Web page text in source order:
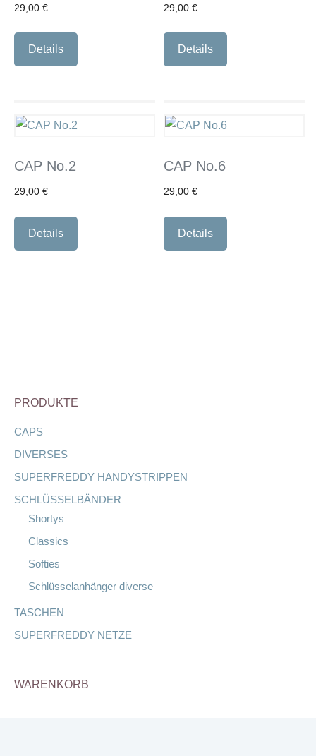
29,00 €
Details
29,00€
Details
CAP No.2
29,00 €
Details
CAP No.6
29,00€
Details
PRODUKTE
CAPS
DIVERSES
SUPERFREDDY HANDYSTRIPPEN
SCHLÜSSELBÄNDER
Shortys
Classics
Softies
Schlüsselanhänger diverse
TASCHEN
SUPERFREDDY NETZE
WARENKORB